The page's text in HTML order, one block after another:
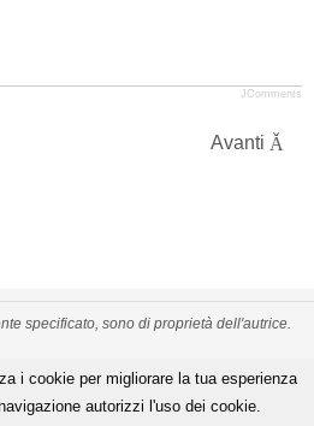
JComments
Avanti
specificato, sono di proprietà dell'autrice.
-CREDITS -MAPPA DEL SITO
© All Rights Reserved
i cookie per migliorare la tua esperienza
autorizzi l'uso dei cookie.